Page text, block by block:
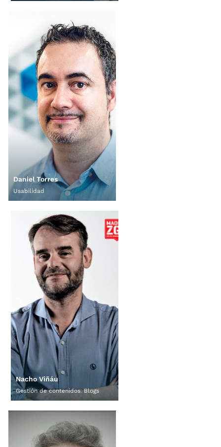
Daniel Torres
Usabilidad
Nacho Viñáu
Gestión de contenidos. Blogs